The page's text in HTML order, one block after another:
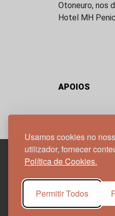
Usamos cookies no
utilizador, fornecer
Política de Cookies.
Permitir Todos
Otoneuro, nos
Hotel MH
APOIOS
1800-282
21 850 40 65